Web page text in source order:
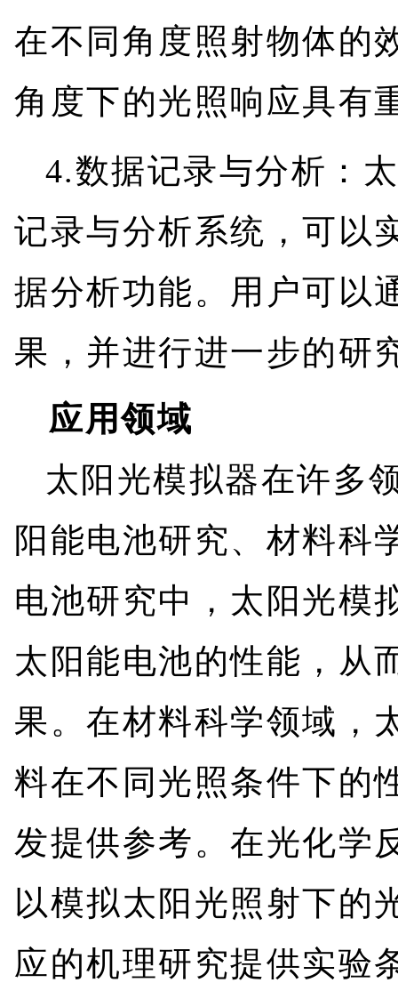
在不同角度照射物体的
角度下的光照响应具有
4.数据记录与分析：
记录与分析系统，可以
据分析功能。用户可以
果，并进行进一步的研
应用领域
太阳光模拟器在许多
阳能电池研究、材料科
电池研究中，太阳光模
太阳能电池的性能，从
果。在材料科学领域，
料在不同光照条件下的
发提供参考。在光化学
以模拟太阳光照射下的
应的机理研究提供实验